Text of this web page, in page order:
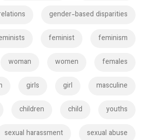
gender-based disparities
feminism
feminist
females
women
woman
masculine
girl
girls
youths
child
children
sexual abuse
sexual harassment